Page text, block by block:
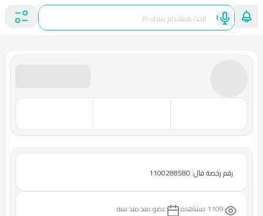
رقم رخصة فال: 1100288580
1109 مشاهدة عضو منذمنذ سنة